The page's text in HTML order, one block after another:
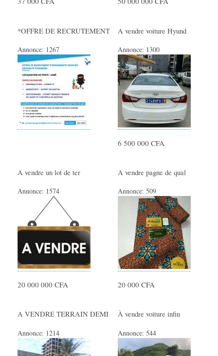
EMPLOIS
Offres de stage
Demande Emploi CV
Demande de stage
Travail Indépendant
MODE
Vêtements Enfant
Montres et Bijoux
Maroquinerie
Cosmétiques/Parfums
SERVICES
Femme de ménage
Offres de Formations
Garde Enfants
Cours particuliers
Prestation de Services
*OFFRE DE RECRUTEMENT
Annonce: 1267
A vendre voiture Hyund
Annonce: 1300
6 500 000 CFA
A vendre un lot de ter
Annonce: 1574
20 000 000 CFA
A vendre pagne de qual
Annonce:509
20 000 CFA
A VENDRE TERRAIN DEMI
Annonce: 1214
À vendre voiture infin
Annonce:544